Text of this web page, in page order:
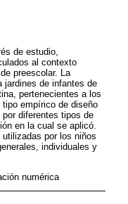
de estudio,
al contexto
preescolar. La
jardines de infantes de
pertenecientes a los
empírico de diseño
diferentes tipos de
en la cual se aplicó.
por los niños
individuales y
numérica